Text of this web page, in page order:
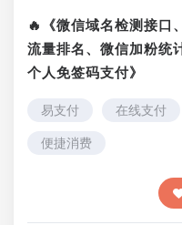
🔥《微信域名检测接口
流量排名、微信加粉统
个人免签码支付》
易支付 在线支付
便捷消费